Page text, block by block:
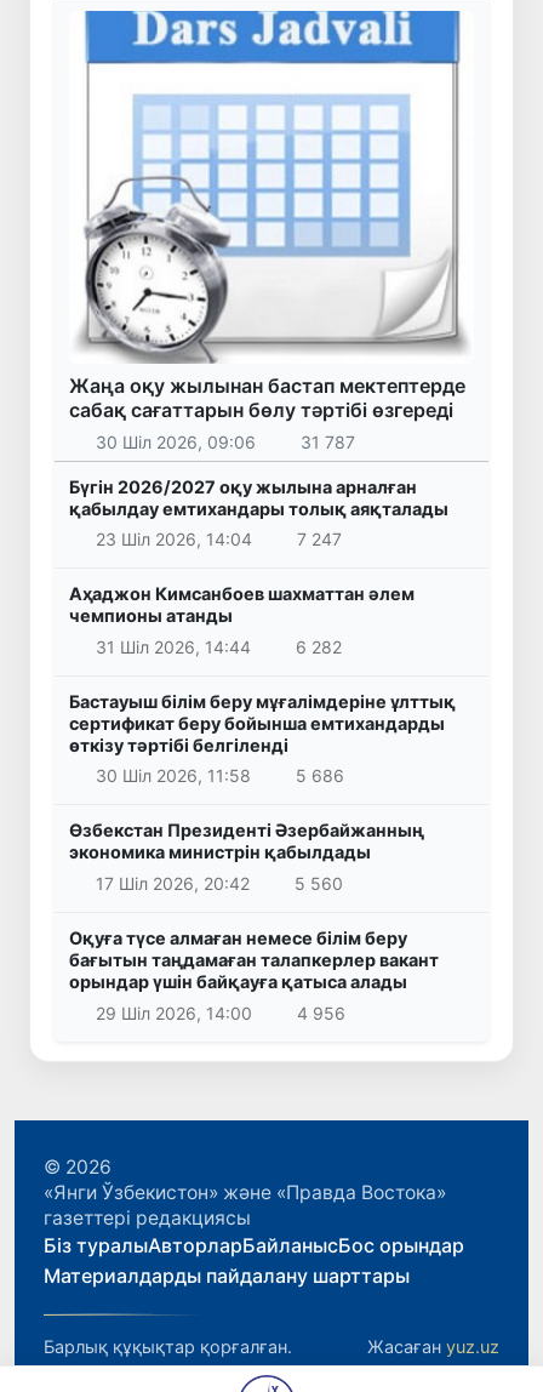
Жаңа оқу жылынан бастап мектептерде
сабақ сағаттарын бөлу тәртібі өзгереді
30 Шіл 2026, 09:06 31 787
Бүгін 2026/2027 оқу жылына арналған
қабылдау емтихандары толық аяқталады
23 Шіл 2026, 14:04
7 247
Аҳаджон Кимсанбоев шахматтан әлем
чемпионы атанды
31 Шіл 2026, 14:44
6 282
Бастауыш білім беру мұғалімдеріне ұлттық
сертификат беру бойынша емтихандарды
өткізу тәртібі белгіленді
30 Шіл 2026, 11:58
5 686
Өзбекстан Президенті Әзербайжанның
экономика министрін қабылдады
17 Шіл 2026, 20:42
5 560
Оқуға түсе алмаған немесе білім беру
бағытын таңдамаған талапкерлер вакант
орындар үшін байқауға қатыса алады
29 Шіл 2026, 14:00
4 956
© 2026
«Янги Ўзбекистон» және «Правда Востока»
газеттері редакциясы
Біз туралыАвторларБайланысБос орындар
Материалдарды пайдалану шарттары
Барлық құқықтар қорғалған. Жасаған yuz.uz